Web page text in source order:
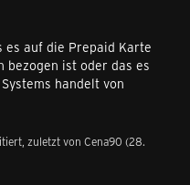
es auf die Prepaid Karte
bezogen ist oder das es
handelt von
zuletzt von Cena90 (28.